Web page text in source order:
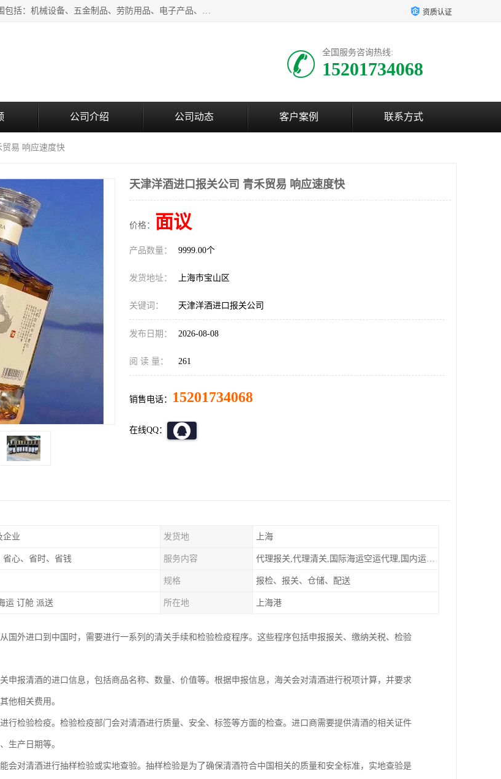
上海青禾贸易有限公司成立于2020年，注册地位于上海市宝山区。经营范围包括：机械设备、五金制品、劳防用品、电子产品、塑胶制品、家具、模具、纺织品、仪器仪表、建筑材料、装饰材料、化工产品、金属制品、机车配件等货物进出口报关、清关服务。 资质认证
全国服务咨询热线:
15201734068
公司介绍 公司动态 客户案例 联系方式
易 响应速度快
天津洋酒进口报关公司 青禾贸易 响应速度快
价格： 面议
产品数量： 9999.00个
发货地址： 上海市宝山区
关键词： 天津洋酒进口报关公司
发布日期： 2026-08-08
阅 读 量： 261
销售电话： 15201734068
在线QQ：
企业 发货地 上海
省心、省时、省钱 服务内容 代理报关,代理清关,国际海运空运代理,国内运输派送
规格 报检、报关、仓储、配送
运 订舱 派送 所在地 上海港
国外进口到中国时，需要进行一系列的清关手续和检验检疫程序。这些程序包括申报报关、缴纳关税、检验
申报清酒的进口信息，包括商品名称、数量、价值等。根据申报信息，海关会对清酒进行税项计算，并要求
他相关费用。
行检验检疫。检验检疫部门会对清酒进行质量、安全、标签等方面的检查。进口商需要提供清酒的相关证件
生产日期等。
会对清酒进行抽样检验或实地查验。抽样检验是为了确保清酒符合中国相关的质量和安全标准，实地查验是